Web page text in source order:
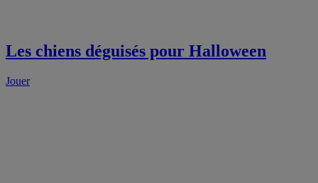
Les chiens déguisés pour Halloween
Jouer